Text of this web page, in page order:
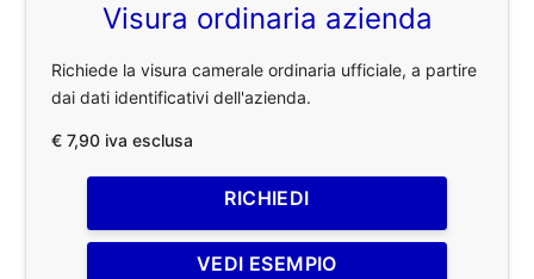
Visura ordinaria azienda
Richiede la visura camerale ordinaria ufficiale, a partire
dai dati identificativi dell'azienda.
€ 7,90 iva esclusa
RICHIEDI
VEDI ESEMPIO